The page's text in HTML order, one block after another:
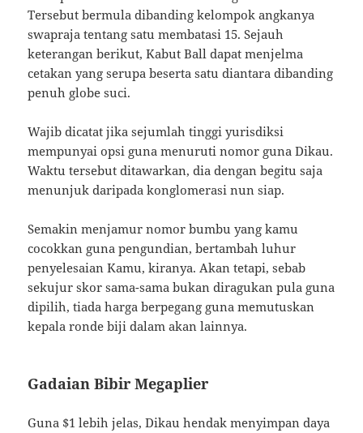
Tersebut bermula dibanding kelompok angkanya
swapraja tentang satu membatasi 15. Sejauh
keterangan berikut, Kabut Ball dapat menjelma
cetakan yang serupa beserta satu diantara dibanding
penuh globe suci.
Wajib dicatat jika sejumlah tinggi yurisdiksi
mempunyai opsi guna menuruti nomor guna Dikau.
Waktu tersebut ditawarkan, dia dengan begitu saja
menunjuk daripada konglomerasi nun siap.
Semakin menjamur nomor bumbu yang kamu
cocokkan guna pengundian, bertambah luhur
penyelesaian Kamu, kiranya. Akan tetapi, sebab
sekujur skor sama-sama bukan diragukan pula guna
dipilih, tiada harga berpegang guna memutuskan
kepala ronde biji dalam akan lainnya.
Gadaian Bibir Megaplier
Guna $1 lebih jelas, Dikau hendak menyimpan daya